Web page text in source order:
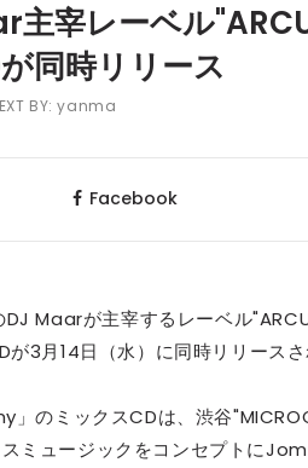
主宰レーベル
同時リリース
BY:yanma
Facebook
Maarが主宰するレーベル
が3月14日（水）に同時リリースさ
」のミックスCDは、渋谷
ミュージックをコンセプトに